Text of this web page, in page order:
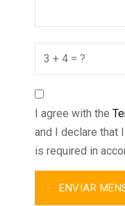
I agree with the
and I declare that
is required in
ENVIAR